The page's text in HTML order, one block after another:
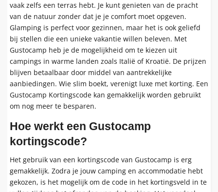
vaak zelfs een terras hebt. Je kunt genieten van de pracht
van de natuur zonder dat je je comfort moet opgeven.
Glamping is perfect voor gezinnen, maar het is ook geliefd
bij stellen die een unieke vakantie willen beleven. Met
Gustocamp heb je de mogelijkheid om te kiezen uit
campings in warme landen zoals Italië of Kroatië. De prijzen
blijven betaalbaar door middel van aantrekkelijke
aanbiedingen. Wie slim boekt, verenigt luxe met korting. Een
Gustocamp Kortingscode kan gemakkelijk worden gebruikt
om nog meer te besparen.
Hoe werkt een Gustocamp
kortingscode?
Het gebruik van een kortingscode van Gustocamp is erg
gemakkelijk. Zodra je jouw camping en accommodatie hebt
gekozen, is het mogelijk om de code in het kortingsveld in te